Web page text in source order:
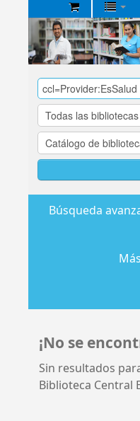
Biblioteca
Central
EsSalud
Búsqueda
¡No se
Sin resultados
Biblioteca Central